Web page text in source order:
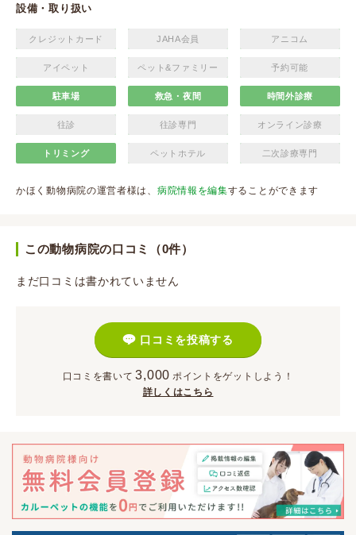
設備・取り扱い
クレジットカード JAHA会員 アニコム
アイペット ペット&ファミリー 予約可能
駐車場 救急・夜間 時間外診療
往診 往診専門 オンライン診療
トリミング ペットホテル 二次診療専門
かほく動物病院の運営者様は、 病院情報を編集することができます
この動物病院の口コミ（0件）
まだ口コミは書かれていません
口コミを投稿する
口コミを書いて 3,000 ポイント をゲットしよう！
詳しくはこちら